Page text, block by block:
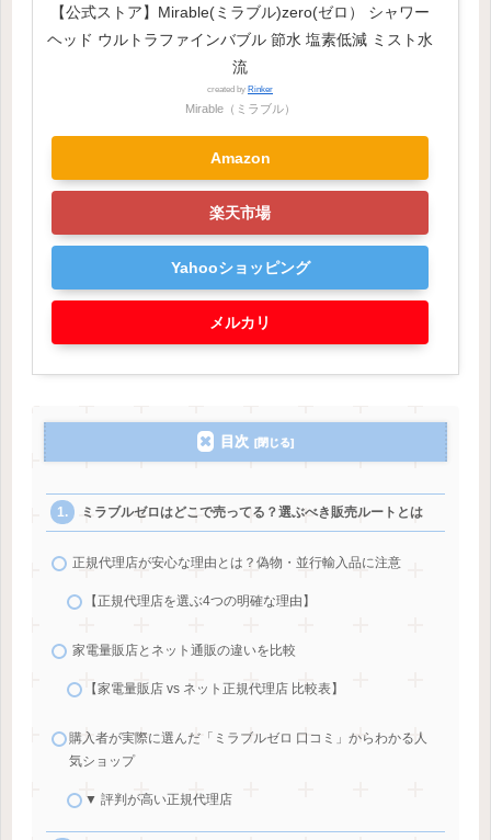
【公式ストア】Mirable(ミラブル)zero(ゼロ） シャワー
ヘッド ウルトラファインバブル 節水 塩素低減 ミスト水
流
created by Rinker
Mirable（ミラブル）
Amazon
楽天市場
Yahooショッピング
メルカリ
目次
ミラブルゼロはどこで売ってる？選ぶべき販売ルートとは
正規代理店が安心な理由とは？偽物・並行輸入品に注意
【正規代理店を選ぶ4つの明確な理由】
家電量販店とネット通販の違いを比較
【家電量販店 vs ネット正規代理店 比較表】
購入者が実際に選んだ「ミラブルゼロ 口コミ」からわかる人
気ショップ
▼ 評判が高い正規代理店